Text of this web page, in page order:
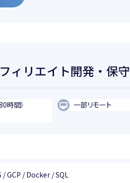
ィリエイト開発・保守
時間）
一部リモート
GCP / Docker / SQL